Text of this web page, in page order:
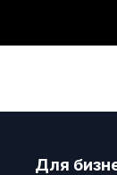
Для